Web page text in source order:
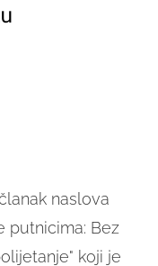
naslova
putnicima: Bez
koji je